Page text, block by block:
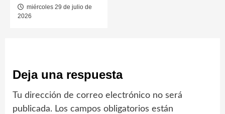
miércoles 29 de julio de
2026
Deja una respuesta
Tu dirección de correo electrónico no será
publicada. Los campos obligatorios están